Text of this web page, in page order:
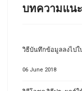
บทความแน
วิธีบันทึกข้อมูลลงไปใน
06 June 2018